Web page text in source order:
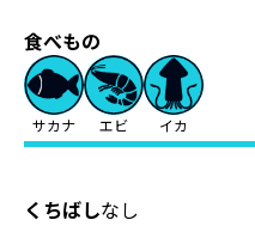
食べもの
サカナ エビ イカ
くちばしなし